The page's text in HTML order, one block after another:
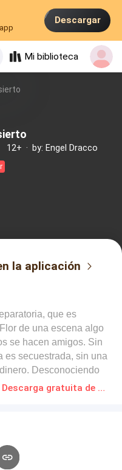
Descargar
Mi biblioteca
12+ · by: Engel Dracco
la aplicación
que es
de una escena algo
se hacen amigos. Sin
es secuestrada, sin una
Desconociendo
él y un amigo de
ellos mismos saben
Flor del desierto Novelas Online Descarga gratuita de PDF